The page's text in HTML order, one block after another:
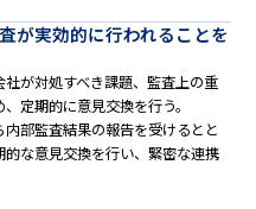
が実効的に行われることを
社が対処すべき課題、監査上の重
定期的に意見交換を行う。
内部監査結果の報告を受けるとと
な意見交換を行い、緊密な連携